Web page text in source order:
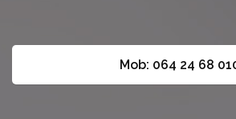
Mob: 064 24 68